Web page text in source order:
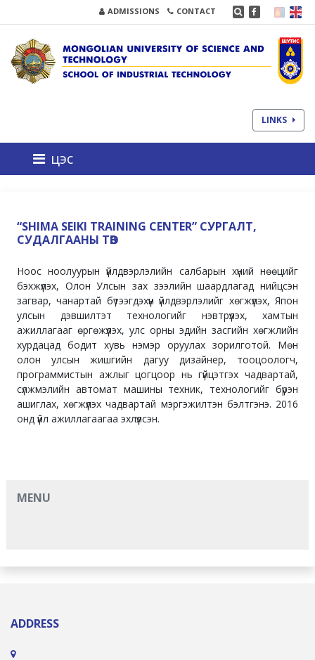
ADMISSIONS CONTACT
LINKS
цэс
“SHIMA SEIKI TRAINING CENTER” СУРГАЛТ,
СУДАЛГААНЫ ТӨВ
Ноос ноолуурын үйлдвэрлэлийн салбарын хүний нөөцийг
бэхжүүлэх, Олон Улсын зах зээлийн шаардлагад нийцсэн
загвар, чанартай бүтээгдэхүүн үйлдвэрлэлийг хөгжүүлэх, Япон
улсын дэвшилтэт технологийг нэвтрүүлэх, хамтын
ажиллагааг өргөжүүлэх, улс орны эдийн засгийн хөгжлийн
хурдацад бодит хувь нэмэр оруулах зорилготой. Мөн
олон улсын жишгийн дагуу дизайнер, тооцоологч,
программистын ажлыг цогцоор нь гүйцэтгэх чадвартай,
сүлжмэлийн автомат машины техник, технологийг бүрэн
ашиглах, хөгжүүлэх чадвартай мэргэжилтэн бэлтгэнэ. 2016
онд үйл ажиллагаагаа эхлүүлсэн.
MENU
ADDRESS